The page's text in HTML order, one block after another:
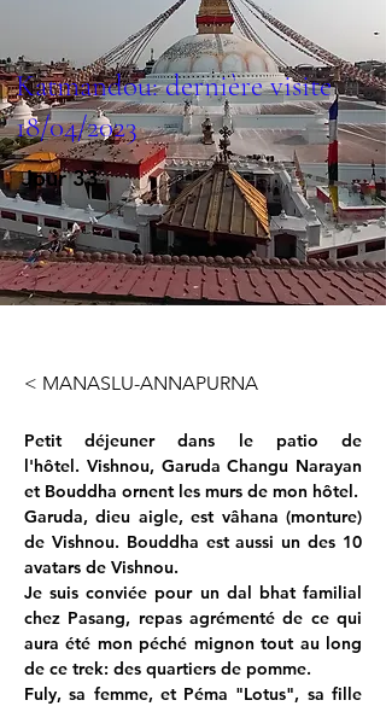
Katmandou: dernière visite
18/04/2023
Jour 33
< MANASLU-ANNAPURNA
Petit déjeuner dans le patio de
l'hôtel. Vishnou, Garuda Changu Narayan
et Bouddha ornent les murs de mon hôtel.
Garuda, dieu aigle, est vâhana (monture)
de Vishnou. Bouddha est aussi un des 10
avatars de Vishnou.
Je suis conviée pour un dal bhat familial
chez Pasang, repas agrémenté de ce qui
aura été mon péché mignon tout au long
de ce trek: des quartiers de pomme.
Fuly, sa femme, et Péma "Lotus", sa fille